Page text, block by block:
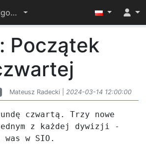
menu
Potyczki Algorytmiczne 2024
Początek
Mateusz Radecki | 2024-03-14 12:00:00
czwartą. Trzy nowe
z każdej dywizji -
w SIO.